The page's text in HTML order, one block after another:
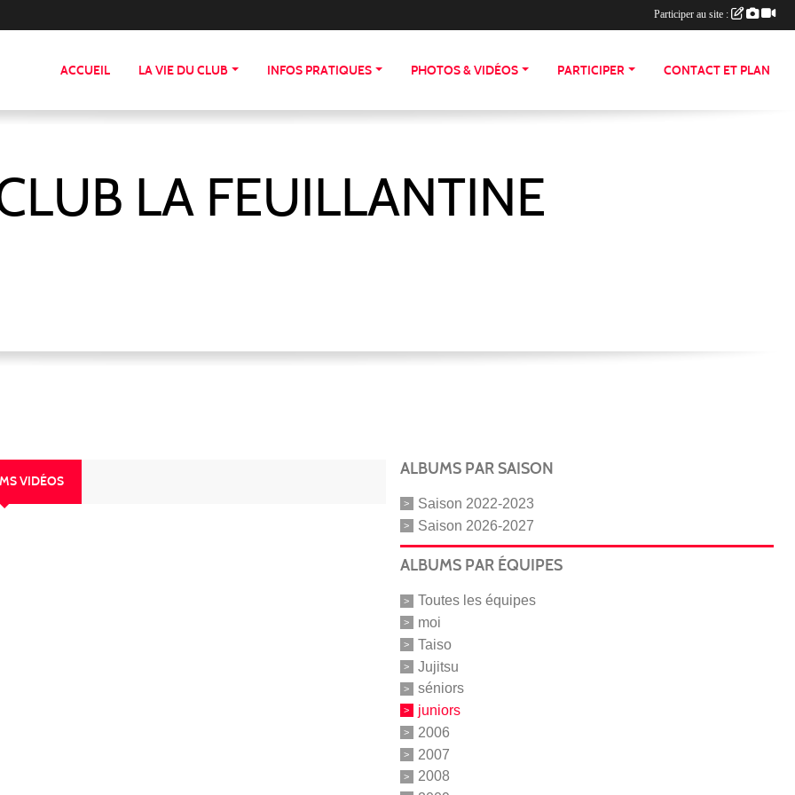
ACCUEIL LA VIE DU CLUB INFOS PRATIQUES PHOTOS & VIDÉOS PARTICIPER CONTACT ET PLAN
LA FEUILLANTINE
VIDÉOS
ALBUMS PAR SAISON
Saison 2022-2023
Saison 2026-2027
ALBUMS PAR ÉQUIPES
Toutes les équipes
moi
Taiso
Jujitsu
séniors
juniors
2006
2007
2008
Participer au site :